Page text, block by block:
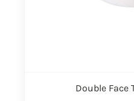
Double